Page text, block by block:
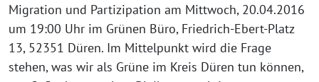
Migration und Partizipation am Mittwoch, 20.04.2016
um 19:00 Uhr im Grünen Büro, Friedrich-Ebert-Platz
13, 52351 Düren. Im Mittelpunkt wird die Frage
stehen, was wir als Grüne im Kreis Düren tun können,